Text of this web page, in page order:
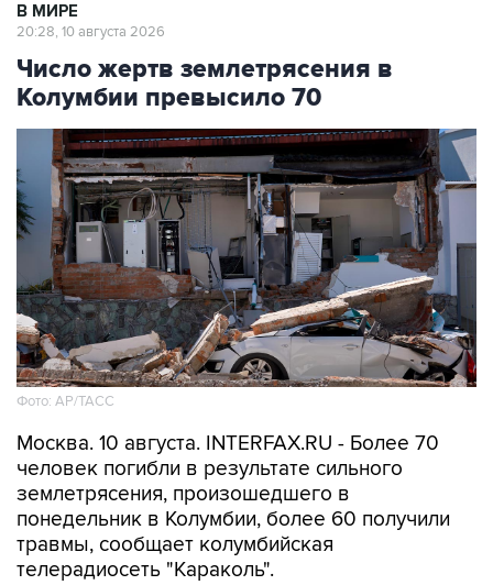
В МИРЕ
20:28, 10 августа 2026
Число жертв землетрясения в
Колумбии превысило 70
Фото: АР/ТАСС
Москва. 10 августа. INTERFAX.RU - Более 70
человек погибли в результате сильного
землетрясения, произошедшего в
понедельник в Колумбии, более 60 получили
травмы, сообщает колумбийская
телерадиосеть "Караколь".